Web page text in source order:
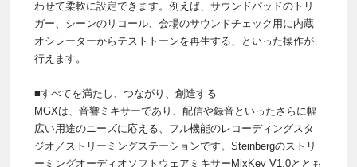
わせて柔軟に設定できます。例えば、サウンドパッドのトリ
ガー、シーンのリコール、会場のサウンドチェック用に内蔵
オシレーターからテストトーンを再生する、といった操作が
行えます。
■すべてを満たし、つながり、創造する
MGXは、音響ミキサーであり、配信や録音といったさらに幅
広い用途のニーズに応える、フル機能のレコーディングスタ
ジオ／ストリーミングステーションです。Steinbergのストリ
ーミングオーディオソフトウェアミキサーMixKey V1.0ととも